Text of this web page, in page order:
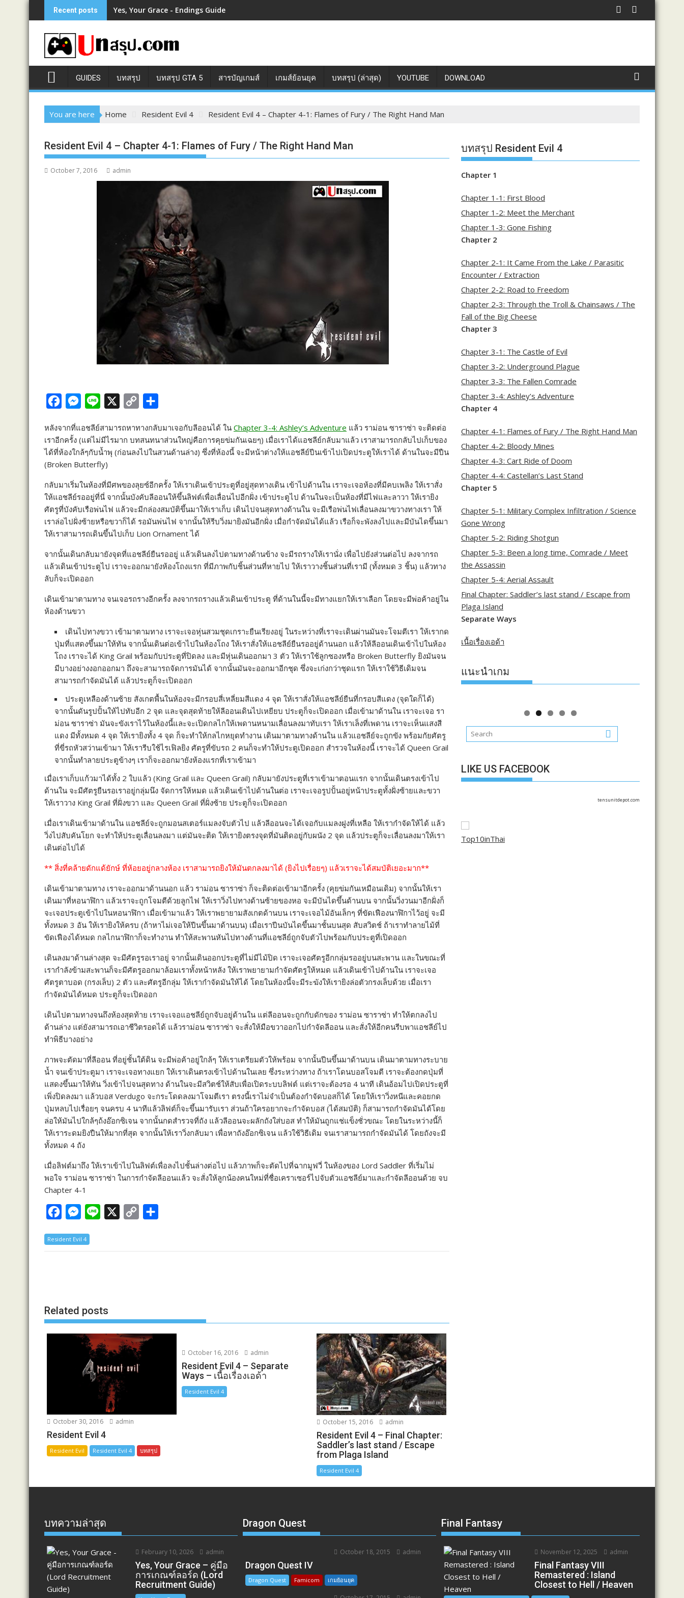
to
Recent posts Yes, Your Grace - Endings Guide
GUIDES บทสรุป บทสรุป GTA 5 สารบัญเกมส์ เกมส์ย้อนยุค บทสรุป (ล่าสุด) YOUTUBE DOWNLOAD
You are here Home Resident Evil 4 Resident Evil 4 – Chapter 4-1: Flames of Fury / The Right Hand Man
Resident Evil 4 – Chapter 4-1: Flames of Fury / The Right Hand Man
October 7, 2016 admin
c
e
b
o
k
M
s
s
e
g
e
r
n
e
p
y
n
k
a
หลังจากที่แอชลีย์สามารถหาทางกลับมาเจอกับลีออนได้ ใน Chapter 3-4: Ashley’s Adventure แล้ว ราม่อน ซาราซ่า จะติดต่อ
เราอีกครั้ง (แต่ไม่มีไรมาก บทสนทนาส่วนใหญ่คือการคุยข่มกันเฉยๆ) เมื่อเราได้แอชลีย์กลับมาแล้ว เราสามารถกลับไปเก็บของ
ได้ที่ห้องใกล้ๆกับน้ำพุ (ก่อนลงไปในสวนด้านล่าง) ซึ่งที่ห้องนี้ จะมีหน้าต่างให้แอชลีย์ปีนเข้าไปเปิดประตูให้เราได้ ด้านในจะมีปืน
(Broken Butterfly)
กลับมาเริ่มในห้องที่มีศพของลุยซ์อีกครั้ง ให้เราเดินเข้าประตูที่อยู่สุดทางเดิน เข้าไปด้านใน เราจะเจอห้องที่มีคบเพลิง ให้เราสั่ง
ให้แอชลีย์รออยู่ที่นี่ จากนั้นบังคับลีออนให้ขึ้นลิฟต์เพื่อเลื่อนไปอีกฝั่ง เข้าประตูไป ด้านในจะเป็นห้องที่มีไฟและลาวา ให้เรายิง
ศัตรูที่บังคับเรือพ่นไฟ แล้วจะมีกล่องสมบัติขึ้นมาให้เราเก็บ เดินไปจนสุดทางด้านใน จะมีเรือพ่นไฟเลื่อนลงมาขวางทางเรา ให้
เราล่อไปฝั่งซ้ายหรือขวาก็ได้ รอมันพ่นไฟ จากนั้นให้รีบวิ่งมายิงมันอีกฝั่ง เมื่อกำจัดมันได้แล้ว เรือก็จะพังลงไปและมีบันไดขึ้นมา
ให้เราสามารถเดินขึ้นไปเก็บ Lion Ornament ได้
จากนั้นเดินกลับมายังจุดที่แอชลีย์ยืนรออยู่ แล้วเดินลงไปตามทางด้านข้าง จะมีรถรางให้เรานั่ง เพื่อไปยังส่วนต่อไป ลงจากรถ
แล้วเดินเข้าประตูไป เราจะออกมายังห้องโถงแรก ที่มีภาพกับชิ้นส่วนที่หายไป ให้เราวางชิ้นส่วนที่เรามี (ทั้งหมด 3 ชิ้น) แล้วทาง
ลับก็จะเปิดออก
เดินเข้ามาตามทาง จนเจอรถรางอีกครั้ง ลงจากรถรางแล้วเดินเข้าประตู ที่ด้านในนี้จะมีทางแยกให้เราเลือก โดยจะมีพ่อค้าอยู่ใน
ห้องด้านขวา
เดินไปทางขวา เข้ามาตามทาง เราจะเจอหุ่นสวมชุดเกราะยืนเรียงอยู่ ในระหว่างที่เราจะเดินผ่านมันจะโจมตีเรา ให้เรากด
ปุ่มที่แสดงขึ้นมาให้ทัน จากนั้นเดินต่อเข้าไปในห้องโถง ให้เราสั่งให้แอชลีย์ยืนรออยู่ด้านนอก แล้วให้ลีออนเดินเข้าไปในห้อง
โถง เราจะได้ King Grail พร้อมกับประตูที่ปิดลง และมีหุ่นเดินออกมา 3 ตัว ให้เราใช้ลูกซองหรือ Broken Butterfly ยิงมันจน
มีบางอย่างงอกออกมา ถึงจะสามารถจัดการมันได้ จากนั้นมันจะออกมาอีกชุด ซึ่งจะเก่งกว่าชุดแรก ให้เราใช้วิธีเดิมจน
สามารถกำจัดมันได้ แล้วประตูก็จะเปิดออก
ประตูเหลืองด้านซ้าย สังเกตพื้นในห้องจะมีกรอบสี่เหลี่ยมสีแดง 4 จุด ให้เราสั่งให้แอชลีย์ยืนที่กรอบสีแดง (จุดใดก็ได้)
จากนั้นดันรูปปั้นให้ไปทับอีก 2 จุด และจุดสุดท้ายให้ลีออนเดินไปเหยียบ ประตูก็จะเปิดออก เมื่อเข้ามาด้านใน เราจะเจอ รา
ม่อน ซาราซ่า มันจะขังเราไว้ในห้องนี้และจะเปิดกลไกให้เพดานหนามเลื่อนลงมาทับเรา ให้เราเล็งที่เพดาน เราจะเห็นแสงสี
แดง มีทั้งหมด 4 จุด ให้เรายิงทั้ง 4 จุด ก็จะทำให้กลไกหยุดทำงาน เดินมาตามทางด้านใน แล้วแอชลีย์จะถูกขัง พร้อมกัยศัตรู
ที่ขี่รถหัวสว่านเข้ามา ให้เรารีบใช้ไรเฟิลยิง ศัตรูที่ขับรถ 2 คนก็จะทำให้ประตูเปิดออก สำรวจในห้องนี้ เราจะได้ Queen Grail
จากนั้นทำลายประตูข้างๆ เราก็จะออกมายังห้องแรกที่เราเข้ามา
เมื่อเราเก็บแก้วมาได้ทั้ง 2 ใบแล้ว (King Grail และ Queen Grail) กลับมายังประตูที่เราเข้ามาตอนแรก จากนั้นเดินตรงเข้าไป
ด้านใน จะมีศัตรูยืนรอเราอยู่กลุ่มนึง จัดการให้หมด แล้วเดินเข้าไปด้านในต่อ เราจะเจอรูปปั้นอยู่หน้าประตูทั้งฝั่งซ้ายและขวา
ให้เราวาง King Grail ที่ฝั่งขวา และ Queen Grail ที่ฝั่งซ้าย ประตูก็จะเปิดออก
เมื่อเราเดินเข้ามาด้านใน แอชลีย์จะถูกมอนสเตอร์แมลงจับตัวไป แล้วลีออนจะได้เจอกับแมลงฝูงที่เหลือ ให้เรากำจัดให้ได้ แล้ว
วิ่งไปสับคันโยก จะทำให้ประตูเลื่อนลงมา แต่มันจะติด ให้เรายิงตรงจุดที่มันติดอยู่กับผนัง 2 จุด แล้วประตูก็จะเลื่อนลงมาให้เรา
เดินต่อไปได้
** สิ่งที่คล้ายดักแด้ยักษ์ ที่ห้อยอยู่กลางห้อง เราสามารถยิงให้มันตกลงมาได้ (ยิงไปเรื่อยๆ) แล้วเราจะได้สมบัติเยอะมาก**
เดินเข้ามาตามทาง เราจะออกมาด้านนอก แล้ว ราม่อน ซาราซ่า ก็จะติดต่อเข้ามาอีกครั้ง (คุยข่มกันเหมือนเดิม) จากนั้นให้เรา
เดินมาที่หอนาฬิกา แล้วเราจะถูกโจมตีด้วยลูกไฟ ให้เราวิ่งไปทางด้านซ้ายของหอ จะมีบันไดขึ้นด้านบน จากนั้นวิ่งวนมาอีกฝั่งก็
จะเจอประตูเข้าไปในหอนาฬิกา เมื่อเข้ามาแล้ว ให้เราพยายามสังเกตด้านบน เราจะเจอไม้อันเล็กๆ ที่ขัดเฟืองนาฬิกาไว้อยู่ จะมี
ทั้งหมด 3 อัน ให้เรายิงให้ครบ (ถ้าหาไม่เจอให้ปีนขึ้นมาด้านบน) เมื่อเราปีนบันไดขึ้นมาชั้นบนสุด สับสวิตช์ ถ้าเราทำลายไม้ที่
ขัดเฟืองได้หมด กลไกนาฬิกาก็จะทำงาน ทำให้สะพานหันไปทางด้านที่แอชลีย์ถูกจับตัวไปพร้อมกับประตูที่เปิดออก
เดินลงมาด้านล่างสุด จะมีศัตรูรอเราอยู่ จากนั้นเดินออกประตูที่ไม่มีไม้ปิด เราจะเจอศัตรูอีกกลุ่มรออยู่บนสะพาน และในขณะที่
เรากำลังข้ามสะพานก็จะมีศัตรูออกมาล้อมเราทั้งหน้าหลัง ให้เราพยายามกำจัดศัตรูให้หมด แล้วเดินเข้าไปด้านใน เราจะเจอ
ศัตรูตาบอด (กรงเล็บ) 2 ตัว และศัตรูอีกลุ่ม ให้เรากำจัดมันให้ได้ โดยในห้องนี้จะมีระฆังให้เรายิงล่อตัวกรงเล็บด้วย เมื่อเรา
กำจัดมันได้หมด ประตูก็จะเปิดออก
เดินไปตามทางจนถึงห้องสุดท้าย เราจะเจอแอชลีย์ถูกจับอยู่ด้านใน แต่ลีออนจะถูกกับดักของ ราม่อน ซาราซ่า ทำให้ตกลงไป
ด้านล่าง แต่ยังสามารถเอาชีวิตรอดได้ แล้วราม่อน ซาราซ่า จะสั่งให้มือขวาออกไปกำจัดลีออน และสั่งให้อีกคนรีบพาแอชลีย์ไป
ทำพิธีบางอย่าง
ภาพจะตัดมาที่ลีออน ที่อยู่ชั้นใต้ดิน จะมีพ่อค้าอยู่ใกล้ๆ ให้เราเตรียมตัวให้พร้อม จากนั้นปีนขึ้นมาด้านบน เดินมาตามทางระบาย
น้ำ จนเข้าประตูมา เราจะเจอทางแยก ให้เราเดินตรงเข้าไปด้านในเลย ซึ่งระหว่างทาง ถ้าเราโดนบอสโจมตี เราจะต้องกดปุ่มที่
แสดงขึ้นมาให้ทัน วิ่งเข้าไปจนสุดทาง ด้านในจะมีสวิตช์ให้สับเพื่อเปิดระบบลิฟต์ แต่เราจะต้องรอ 4 นาที เดินอ้อมไปเปิดประตูที่
เพิ่งปิดลงมา แล้วบอส Verdugo จะกระโดดลงมาโจมตีเรา ตรงนี้เราไม่จำเป็นต้องกำจัดบอสก็ได้ โดยให้เราวิ่งหนีและคอยกด
ปุ่มหลบไปเรื่อยๆ จนครบ 4 นาทีแล้วลิฟต์ก็จะขึ้นมารับเรา ส่วนถ้าใครอยากจะกำจัดบอส (ได้สมบัติ) ก็สามารถกำจัดมันได้โดย
ล่อให้มันไปใกล้ๆถ้งอ๊อกซิเจน จากนั้นกดสำรวจที่ถัง แล้วลีออนจะผลักถังใส่บอส ทำให้มันถูกแช่แข็งชั่วขณะ โดยในระหว่างนี้ก็
ให้เราระดมยิงปืนให้มากที่สุด จากนั้นให้เราวิ่งกลับมา เพื่อหาถังอ๊อกซิเจน แล้วใช้วิธีเดิม จนเราสามารถกำจัดมันได้ โดยถังจะมี
ทั้งหมด 4 ถัง
เมื่อลิฟต์มาถึง ให้เราเข้าไปในลิฟต์เพื่อลงไปชั้นล่างต่อไป แล้วภาพก็จะตัดไปที่ฉากมูฟวี่ ในห้องของ Lord Saddler ที่เริ่มไม่
พอใจ ราม่อน ซาราซ่า ในการกำจัดลีออนแล้ว จะสั่งให้ลูกน้องคนใหม่ที่ชื่อเคราเซอร์ไปจับตัวแอชลีย์มาและกำจัดลีออนด้วย จบ
Chapter 4-1
c
k
M
s
e
r
k
Resident Evil 4
Related posts
October 30, 2016 admin
Resident Evil 4
Resident Evil Resident Evil 4 บทสรุป
October 16, 2016 admin
Resident Evil 4 – Separate
Ways – เนื้อเรื่องเอด้า
Resident Evil 4
October 15, 2016 admin
Resident Evil 4 – Final Chapter:
Saddler’s last stand / Escape
from Plaga Island
Resident Evil 4
บทสรุป Resident Evil 4
Chapter 1
Chapter 1-1: First Blood
Chapter 1-2: Meet the Merchant
Chapter 1-3: Gone Fishing
Chapter 2
Chapter 2-1: It Came From the Lake / Parasitic
Encounter / Extraction
Chapter 2-2: Road to Freedom
Chapter 2-3: Through the Troll & Chainsaws / The
Fall of the Big Cheese
Chapter 3
Chapter 3-1: The Castle of Evil
Chapter 3-2: Underground Plague
Chapter 3-3: The Fallen Comrade
Chapter 3-4: Ashley’s Adventure
Chapter 4
Chapter 4-1: Flames of Fury / The Right Hand Man
Chapter 4-2: Bloody Mines
Chapter 4-3: Cart Ride of Doom
Chapter 4-4: Castellan’s Last Stand
Chapter 5
Chapter 5-1: Military Complex Infiltration / Science
Gone Wrong
Chapter 5-2: Riding Shotgun
Chapter 5-3: Been a long time, Comrade / Meet
the Assassin
Chapter 5-4: Aerial Assault
Final Chapter: Saddler’s last stand / Escape from
Plaga Island
Separate Ways
เนื้อเรื่องเอด้า
แนะนำเกม
LIKE US FACEBOOK
tensunitdepot.com
Top10inThai
บทความล่าสุด
February 10, 2026 admin
Yes, Your Grace – คู่มือ
การเกณฑ์ลอร์ด (Lord
Recruitment Guide)
Dragon Quest
October 18, 2015 admin
Dragon Quest IV
Dragon Quest Famicom เกมย้อนยุค
Final Fantasy
November 12, 2025 admin
Final Fantasy VIII
Remastered : Island
Closest to Hell / Heaven